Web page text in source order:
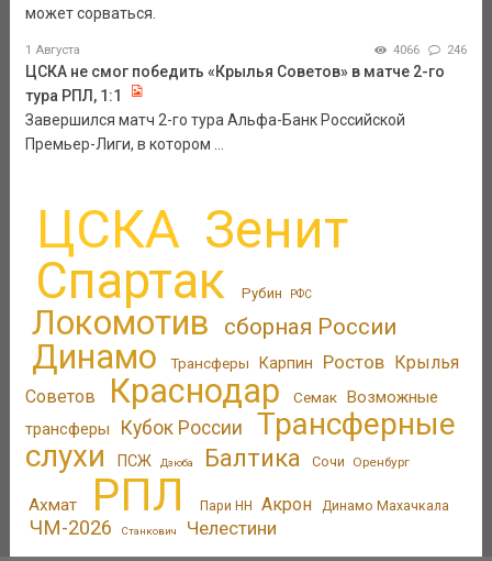
может сорваться.
1 Августа 4066 246
ЦСКА не смог победить «Крылья Советов» в матче 2-го
тура РПЛ, 1:1
Завершился матч 2-го тура Альфа-Банк Российской
Премьер-Лиги, в котором ...
ЦСКА Зенит
Спартак Рубин РФС
Локомотив сборная России
Динамо Трансферы Карпин Ростов Крылья
Советов
Краснодар Семак Возможные
трансферы
Кубок России
Трансферные
слухи
ПСЖ Дзюба Балтика Сочи Оренбург
Ахмат РПЛ Пари НН Акрон Динамо Махачкала
ЧМ-2026 Станкович Челестини